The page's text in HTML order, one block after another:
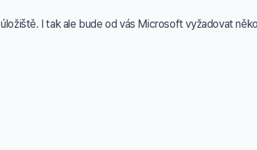
I tak ale bude od vás Microsoft vyžadovat